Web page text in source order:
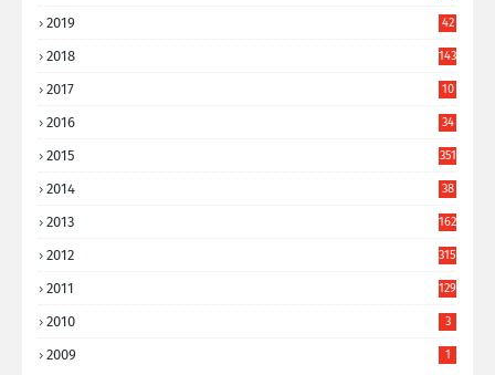
2019
42
2018 143
2017
10
2016
34
2015 351
2014
38
2013 162
2012 315
2011 129
2010 3
2009 1